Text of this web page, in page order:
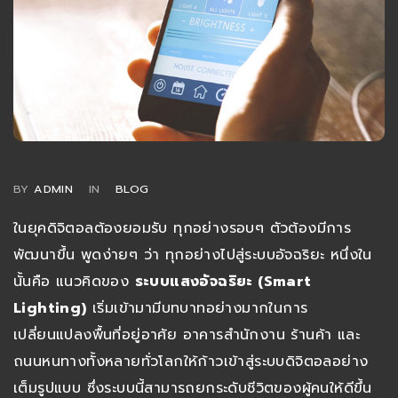
BY ADMIN IN BLOG
ในยุคดิจิตอลต้องยอมรับ ทุกอย่างรอบๆ ตัวต้องมีการ
พัฒนาขึ้น พูดง่ายๆ ว่า ทุกอย่างไปสู่ระบบอัจฉริยะ หนึ่งใน
นั้นคือ แนวคิดของ ระบบแสงอัจฉริยะ (Smart
Lighting) เริ่มเข้ามามีบทบาทอย่างมากในการ
เปลี่ยนแปลงพื้นที่อยู่อาศัย อาคารสำนักงาน ร้านค้า และ
ถนนหนทางทั้งหลายทั่วโลกให้ก้าวเข้าสู่ระบบดิจิตอลอย่าง
เต็มรูปแบบ ซึ่งระบบนี้สามารถยกระดับชีวิตของผู้คนให้ดีขึ้น